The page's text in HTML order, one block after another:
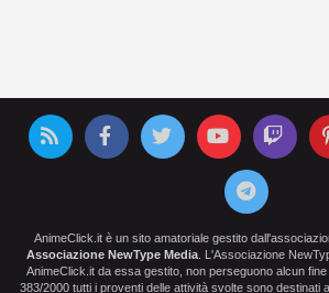
AnimeClick.it è un sito amatoriale gestito
Associazione NewType Media . L'Associazione
AnimeClick.it da essa gestito, non perseguono alcun
383/2000 tutti i proventi delle attività svolte sono destinati